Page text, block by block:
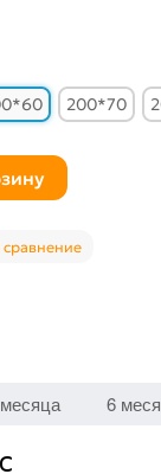
200*70
сравнение